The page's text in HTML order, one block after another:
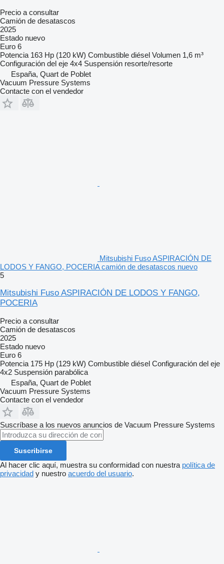
Precio a consultar
Camión de desatascos
2025
Estado nuevo
Euro 6
Potencia 163 Hp (120 kW) Combustible diésel Volumen 1,6 m³
Configuración del eje 4x4 Suspensión resorte/resorte
España, Quart de Poblet
Vacuum Pressure Systems
Contacte con el vendedor
Mitsubishi Fuso ASPIRACIÓN DE
LODOS Y FANGO, POCERIA camión de desatascos nuevo
5
Mitsubishi Fuso ASPIRACIÓN DE LODOS Y FANGO,
POCERIA
Precio a consultar
Camión de desatascos
2025
Estado nuevo
Euro 6
Potencia 175 Hp (129 kW) Combustible diésel Configuración del eje
4x2 Suspensión parabólica
España, Quart de Poblet
Vacuum Pressure Systems
Contacte con el vendedor
Suscríbase a los nuevos anuncios de Vacuum Pressure Systems
Suscribirse
Al hacer clic aquí, muestra su conformidad con nuestra política de
privacidad y nuestro acuerdo del usuario.